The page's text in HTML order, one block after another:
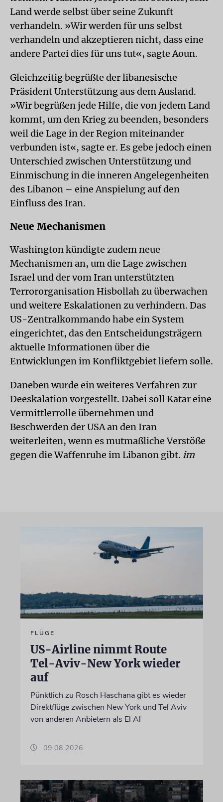
Land werde selbst über seine Zukunft
verhandeln. »Wir werden für uns selbst
verhandeln und akzeptieren nicht, dass eine
andere Partei dies für uns tut«, sagte Aoun.
Gleichzeitig begrüßte der libanesische
Präsident Unterstützung aus dem Ausland.
»Wir begrüßen jede Hilfe, die von jedem Land
kommt, um den Krieg zu beenden, besonders
weil die Lage in der Region miteinander
verbunden ist«, sagte er. Es gebe jedoch einen
Unterschied zwischen Unterstützung und
Einmischung in die inneren Angelegenheiten
des Libanon – eine Anspielung auf den
Einfluss des Iran.
Neue Mechanismen
Washington kündigte zudem neue
Mechanismen an, um die Lage zwischen
Israel und der vom Iran unterstützten
Terrororganisation Hisbollah zu überwachen
und weitere Eskalationen zu verhindern. Das
US-Zentralkommando habe ein System
eingerichtet, das den Entscheidungsträgern
aktuelle Informationen über die
Entwicklungen im Konfliktgebiet liefern solle.
Daneben wurde ein weiteres Verfahren zur
Deeskalation vorgestellt. Dabei soll Katar eine
Vermittlerrolle übernehmen und
Beschwerden der USA an den Iran
weiterleiten, wenn es mutmaßliche Verstöße
gegen die Waffenruhe im Libanon gibt. im
FLÜGE
US-Airline nimmt Route
Tel-Aviv-New York wieder
auf
Pünktlich zu Rosch Haschana gibt es wieder
Direktflüge zwischen New York und Tel Aviv
von anderen Anbietern als El Al
09.08.2026